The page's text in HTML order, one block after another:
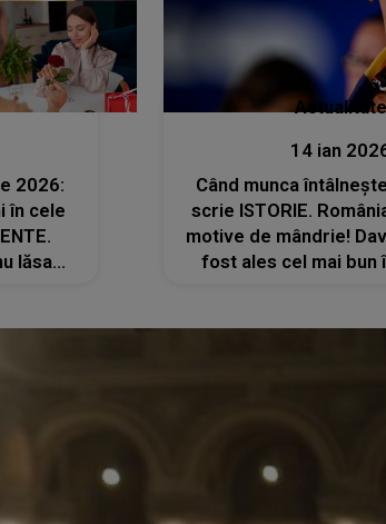
2026:
în cele
lăsa
Actualitate
14 ian
Când munca
scrie ISTORIE.
motive de mândrie!
fost ales cel mai bun